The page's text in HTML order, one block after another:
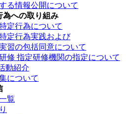
る情報公開について
為への取り組み
定行為について
定行為実践および
習の包括同意について
修 指定研修機関の指定について
動紹介
について
覧